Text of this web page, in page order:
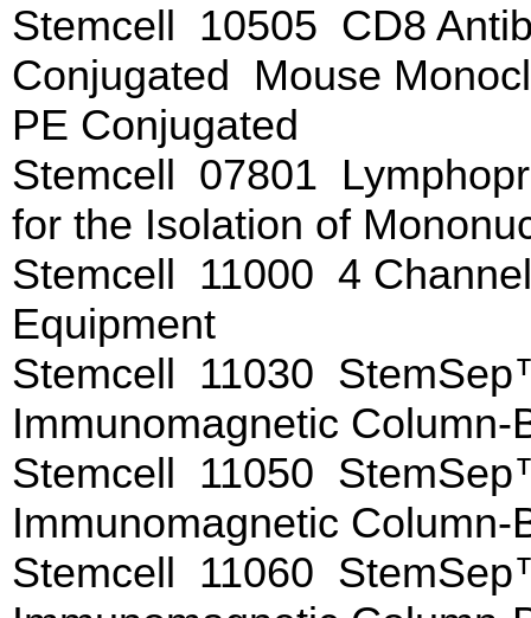
Stemcell 10505 CD8
Conjugated Mouse
PE Conjugated
Stemcell 07801
for the Isolation of
Stemcell 11000 4
Equipment
Stemcell 11030
Immunomagnetic
Stemcell 11050
Immunomagnetic
Stemcell 11060